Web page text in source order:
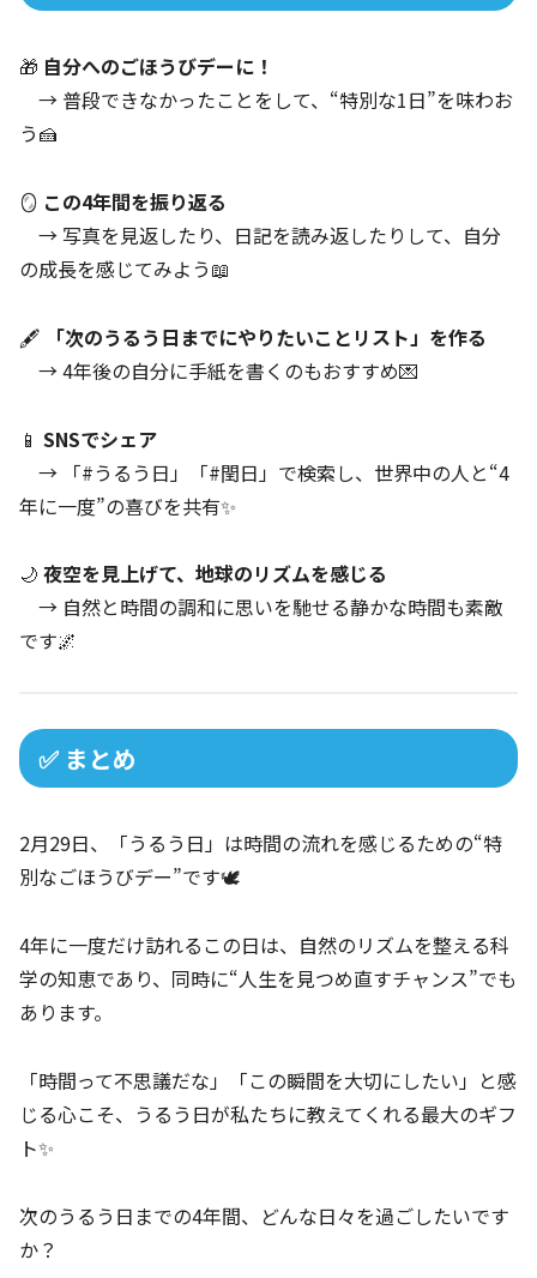
🎁 自分へのごほうびデーに！
→ 普段できなかったことをして、“特別な1日”を味わお
う🍰
🪞 この4年間を振り返る
→ 写真を見返したり、日記を読み返したりして、自分
の成長を感じてみよう📖
🖋️
「次のうるう日までにやりたいことリスト」を作る
→ 4年後の自分に手紙を書くのもおすすめ💌
📱 SNSでシェア
→ 「#うるう日」「#閏日」で検索し、世界中の人と“4
年に一度”の喜びを共有✨
🌙 夜空を見上げて、地球のリズムを感じる
→ 自然と時間の調和に思いを馳せる静かな時間も素敵
です🌌
✅ まとめ
2月29日、「うるう日」は時間の流れを感じるための“特
別なごほうびデー”です🕊️
4年に一度だけ訪れるこの日は、自然のリズムを整える科
学の知恵であり、同時に“人生を見つめ直すチャンス”でも
あります。
「時間って不思議だな」「この瞬間を大切にしたい」と感
じる心こそ、うるう日が私たちに教えてくれる最大のギフ
ト✨
次のうるう日までの4年間、どんな日々を過ごしたいです
か？